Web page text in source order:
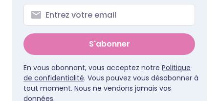
S'abonner
En vous abonnant, vous acceptez notre Politique
de confidentialité. Vous pouvez vous désabonner à
tout moment. Nous ne vendons jamais vos
données.